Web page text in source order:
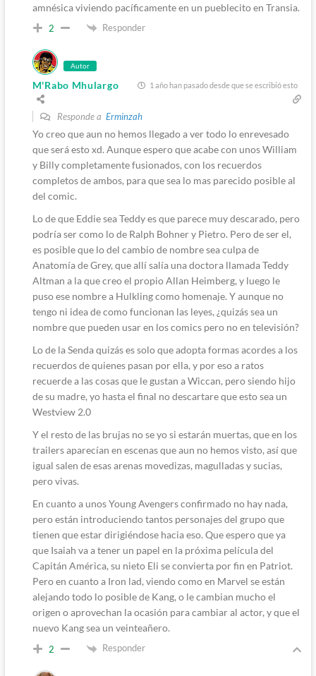
amnésica viviendo pacíficamente en un pueblecito en Transia.
2 Responder
Autor
M'Rabo Mhulargo 1 año han pasado desde que se escribió esto
Responde a Erminzah
Yo creo que aun no hemos llegado a ver todo lo enrevesado
que será esto xd. Aunque espero que acabe con unos William
y Billy completamente fusionados, con los recuerdos
completos de ambos, para que sea lo mas parecido posible al
del comic.
Lo de que Eddie sea Teddy es que parece muy descarado, pero
podría ser como lo de Ralph Bohner y Pietro. Pero de ser el,
es posible que lo del cambio de nombre sea culpa de
Anatomía de Grey, que allí salía una doctora llamada Teddy
Altman a la que creo el propio Allan Heimberg, y luego le
puso ese nombre a Hulkling como homenaje. Y aunque no
tengo ni idea de como funcionan las leyes, ¿quizás sea un
nombre que pueden usar en los comics pero no en televisión?
Lo de la Senda quizás es solo que adopta formas acordes a los
recuerdos de quienes pasan por ella, y por eso a ratos
recuerde a las cosas que le gustan a Wiccan, pero siendo hijo
de su madre, yo hasta el final no descartare que esto sea un
Westview 2.0
Y el resto de las brujas no se yo si estarán muertas, que en los
trailers aparecían en escenas que aun no hemos visto, así que
igual salen de esas arenas movedizas, magulladas y sucias,
pero vivas.
En cuanto a unos Young Avengers confirmado no hay nada,
pero están introduciendo tantos personajes del grupo que
tienen que estar dirigiéndose hacia eso. Que espero que ya
que Isaiah va a tener un papel en la próxima película del
Capitán América, su nieto Eli se convierta por fin en Patriot.
Pero en cuanto a Iron lad, viendo como en Marvel se están
alejando todo lo posible de Kang, o le cambian mucho el
origen o aprovechan la ocasión para cambiar al actor, y que el
nuevo Kang sea un veinteañero.
2 Responder